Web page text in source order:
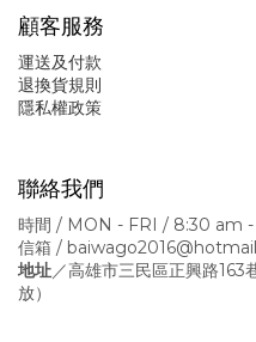
顧客服務
運送及付款
退換貨規則
隱私權政策
聯絡我們
時間 / MON - FRI / 8:30 am
信箱 /
地址／高雄市三民區正興路163
放）